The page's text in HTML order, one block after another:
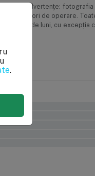
inadvertenţe:
erori de operare.
de 24 de luni, cu excepția
.